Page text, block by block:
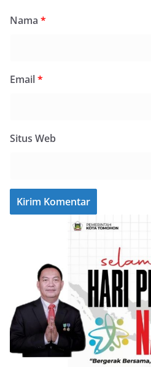
Nama *
Email*
Situs Web